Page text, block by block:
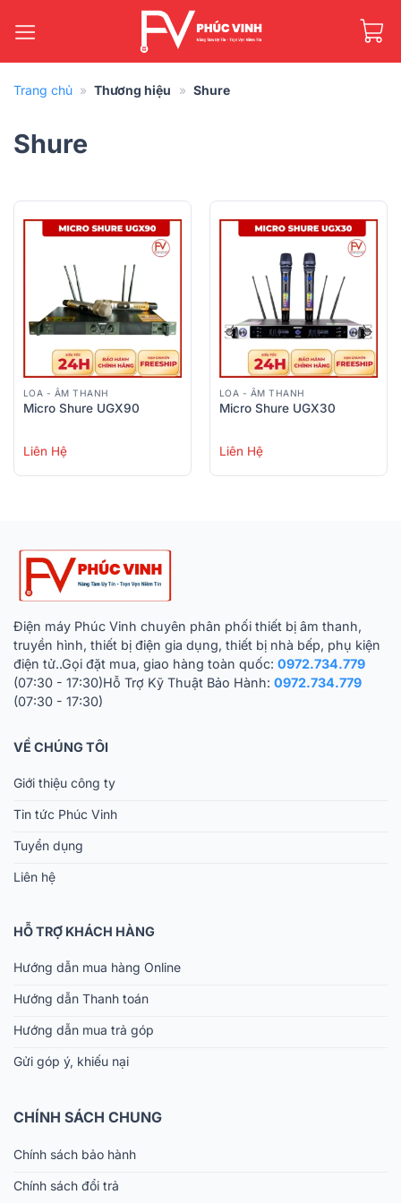
qua
Shure
Trang chủ » Thương hiệu » Shure
LOA - ÂM THANH
Micro Shure UGX90
Liên Hệ
LOA - ÂM THANH
Micro Shure UGX30
Liên Hệ
Điện máy Phúc Vinh chuyên phân phối thiết bị âm thanh,
truyền hình, thiết bị điện gia dụng, thiết bị nhà bếp, phụ kiện
điện tử..Gọi đặt mua, giao hàng toàn quốc: 0972.734.779
(07:30 - 17:30)Hỗ Trợ Kỹ Thuật Bảo Hành: 0972.734.779
(07:30 - 17:30)
VỀ CHÚNG TÔI
Giới thiệu công ty
Tin tức Phúc Vinh
Tuyển dụng
Liên hệ
HỖ TRỢ KHÁCH HÀNG
Hướng dẫn mua hàng Online
Hướng dẫn Thanh toán
Hướng dẫn mua trả góp
Gửi góp ý, khiếu nại
CHÍNH SÁCH CHUNG
Chính sách bảo hành
Chính sách đổi trả